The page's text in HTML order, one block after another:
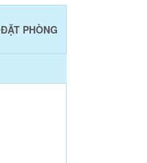
ĐẶT PHÒNG